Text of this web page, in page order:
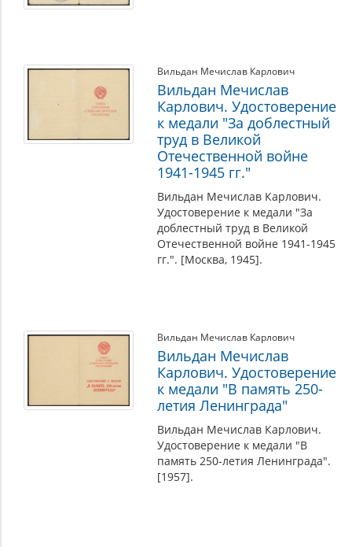
Вильдан Мечислав Карлович
Вильдан Мечислав
Карлович. Удостоверение
к медали "За доблестный
труд в Великой
Отечественной войне
1941-1945 гг."
Вильдан Мечислав Карлович.
Удостоверение к медали "За
доблестный труд в Великой
Отечественной войне 1941-1945
гг.". [Москва, 1945].
Вильдан Мечислав Карлович
Вильдан Мечислав
Карлович. Удостоверение
к медали "В память 250-
летия Ленинграда"
Вильдан Мечислав Карлович.
Удостоверение к медали "В
память 250-летия Ленинграда".
[1957].